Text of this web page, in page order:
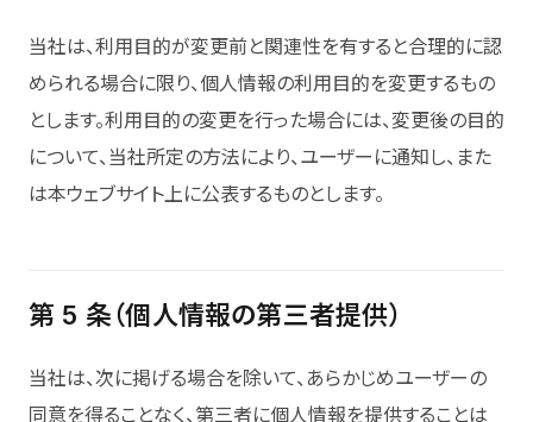
当社は、利用目的が変更前と関連性を有すると合理的に認
められる場合に限り、個人情報の利用目的を変更するもの
とします。利用目的の変更を行った場合には、変更後の目的
について、当社所定の方法により、ユーザーに通知し、また
は本ウェブサイト上に公表するものとします。
第 5 条（個人情報の第三者提供）
当社は、次に掲げる場合を除いて、あらかじめユーザーの
同意を得ることなく、第三者に個人情報を提供することは